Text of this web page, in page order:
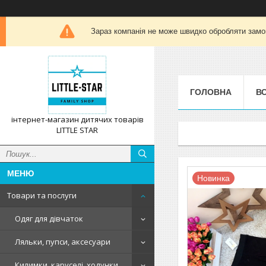
Зараз компанія не може швидко обробляти
інтернет-магазин дитячих товарів
LITTLE STAR
Товари та послуги
Одяг для дівчаток
Ляльки, пупси, аксесуари
ГОЛОВНА
Новинка